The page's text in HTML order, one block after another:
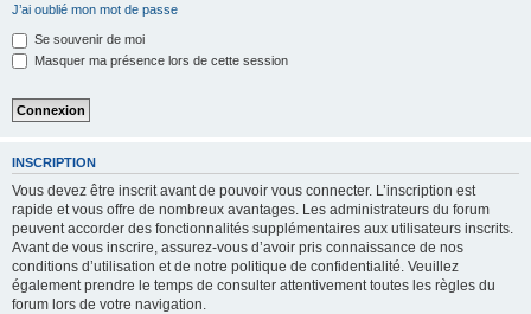
J’ai oublié mon mot de passe
Se souvenir de moi
Masquer ma présence lors de cette session
INSCRIPTION
Vous devez être inscrit avant de pouvoir vous connecter. L’inscription est
rapide et vous offre de nombreux avantages. Les administrateurs du forum
peuvent accorder des fonctionnalités supplémentaires aux utilisateurs inscrits.
Avant de vous inscrire, assurez-vous d’avoir pris connaissance de nos
conditions d’utilisation et de notre politique de confidentialité. Veuillez
également prendre le temps de consulter attentivement toutes les règles du
forum lors de votre navigation.